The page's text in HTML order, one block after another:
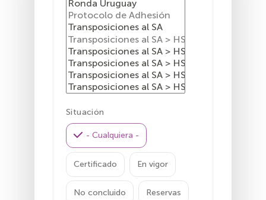
Situación
- Cualquiera -
Certificado En vigor
No concluido Reservas